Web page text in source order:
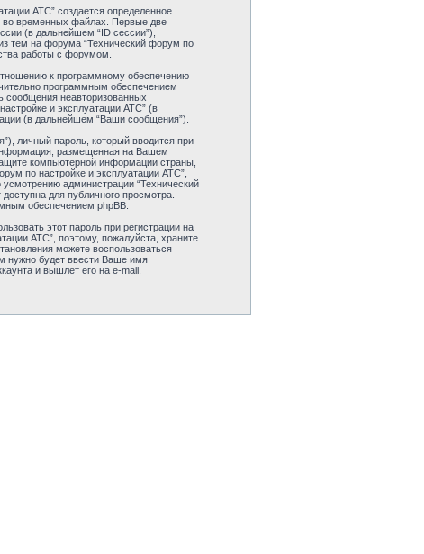
АТС” создается определенное
во временных файлах. Первые две
(в дальнейшем “ID сессии”),
тем на форума “Технический форум по
работы с форумом.
к программному обеспечению
программным обеспечением
неавторизованных
и эксплуатации АТС” (в
(в дальнейшем “Ваши сообщения”).
личный пароль, который вводится при
размещенная на Вашем
компьютерной информации страны,
по настройке и эксплуатации АТС”,
администрации “Технический
для публичного просмотра.
обеспечением phpBB.
этот пароль при регистрации на
АТС”, поэтому, пожалуйста, храните
можете воспользоваться
нужно будет ввести Ваше имя
и вышлет его на e-mail.